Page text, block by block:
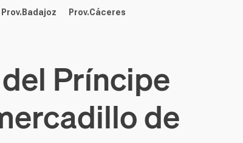
Prov.Badajoz Prov.Cáceres
Príncipe
de